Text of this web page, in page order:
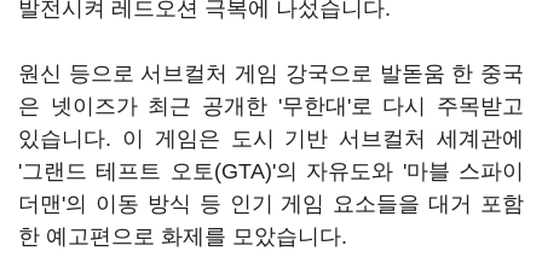
발전시켜 레드오션 극복에 나섰습니다.
원신 등으로 서브컬처 게임 강국으로 발돋움 한 중국
은 넷이즈가 최근 공개한 '무한대'로 다시 주목받고
있습니다. 이 게임은 도시 기반 서브컬처 세계관에
'그랜드 테프트 오토(GTA)'의 자유도와 '마블 스파이
더맨'의 이동 방식 등 인기 게임 요소들을 대거 포함
한 예고편으로 화제를 모았습니다.